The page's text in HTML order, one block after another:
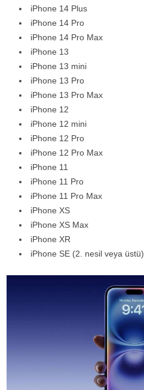
iPhone 14 Plus
iPhone 14 Pro
iPhone 14 Pro Max
iPhone 13
iPhone 13 mini
iPhone 13 Pro
iPhone 13 Pro Max
iPhone 12
iPhone 12 mini
iPhone 12 Pro
iPhone 12 Pro Max
iPhone 11
iPhone 11 Pro
iPhone 11 Pro Max
iPhone XS
iPhone XS Max
iPhone XR
iPhone SE (2. nesil veya üstü)